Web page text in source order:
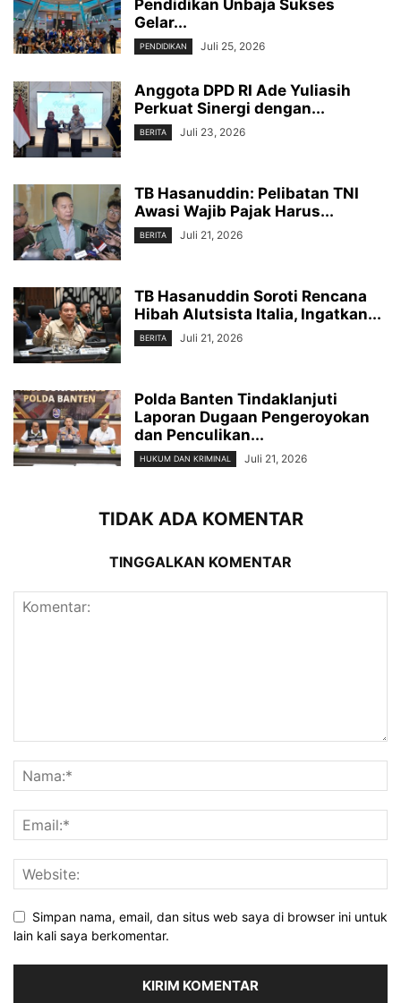
Pendidikan Unbaja Sukses
Gelar...
PENDIDIKAN Juli 25, 2026
Anggota DPD RI Ade Yuliasih
Perkuat Sinergi dengan...
BERITA Juli 23, 2026
TB Hasanuddin: Pelibatan TNI
Awasi Wajib Pajak Harus...
BERITA Juli 21, 2026
TB Hasanuddin Soroti Rencana
Hibah Alutsista Italia, Ingatkan...
BERITA Juli 21, 2026
Polda Banten Tindaklanjuti
Laporan Dugaan Pengeroyokan
dan Penculikan...
HUKUM DAN KRIMINAL Juli 21, 2026
TIDAK ADA KOMENTAR
TINGGALKAN KOMENTAR
Simpan nama, email, dan situs web saya di browser ini untuk
lain kali saya berkomentar.